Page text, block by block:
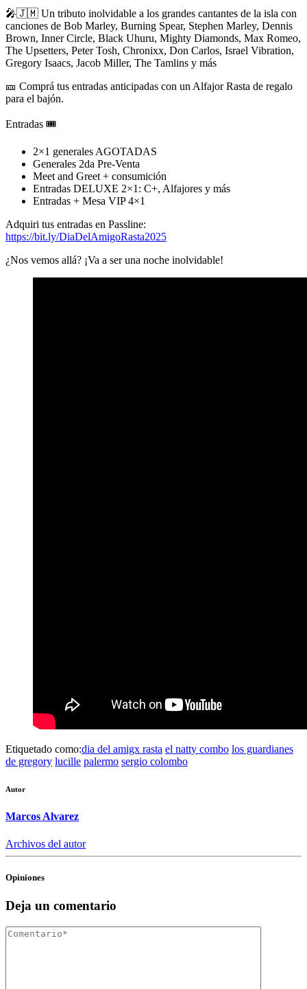
🎤🇯🇲 Un tributo inolvidable a los grandes cantantes de la isla con
canciones de Bob Marley, Burning Spear, Stephen Marley, Dennis
Brown, Inner Circle, Black Uhuru, Mighty Diamonds, Max Romeo,
The Upsetters, Peter Tosh, Chronixx, Don Carlos, Israel Vibration,
Gregory Isaacs, Jacob Miller, The Tamlins y más
🎫 Comprá tus entradas anticipadas con unAlfajor Rasta de regalo
para el bajón.
Entradas 🎟
2×1 generales AGOTADAS
Generales 2da Pre-Venta
Meet and Greet + consumición
Entradas DELUXE 2×1: C+, Alfajores y más
Entradas + Mesa VIP 4×1
Adquiri tus entradas en Passline:
https://bit.ly/DiaDelAmigoRasta2025
¿Nos vemos allá? ¡Va a ser una noche inolvidable!
Etiquetado como:dia del amigx rasta el natty combo los guardianes
de gregory lucille palermo sergio colombo
Autor
Marcos Alvarez
Archivos del autor
Opiniones
Deja un comentario